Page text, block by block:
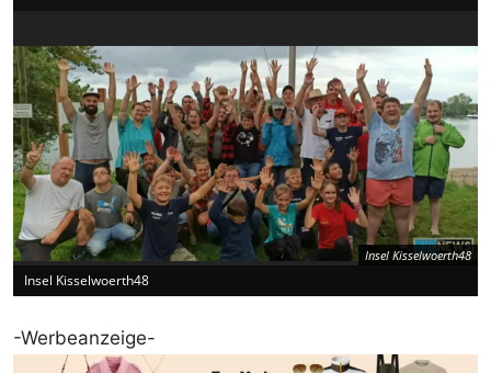
Insel Kisselwoerth48
Insel Kisselwoerth48
-Werbeanzeige-